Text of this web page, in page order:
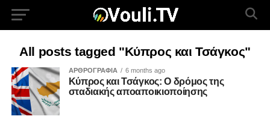
All posts tagged "Κύπρος και Τσάγκος"
ΑΡΘΡΟΓΡΑΦΙΑ 6 months ago
Κύπρος και Τσάγκος: Ο δρόμος της
σταδιακής αποαποικιοποίησης